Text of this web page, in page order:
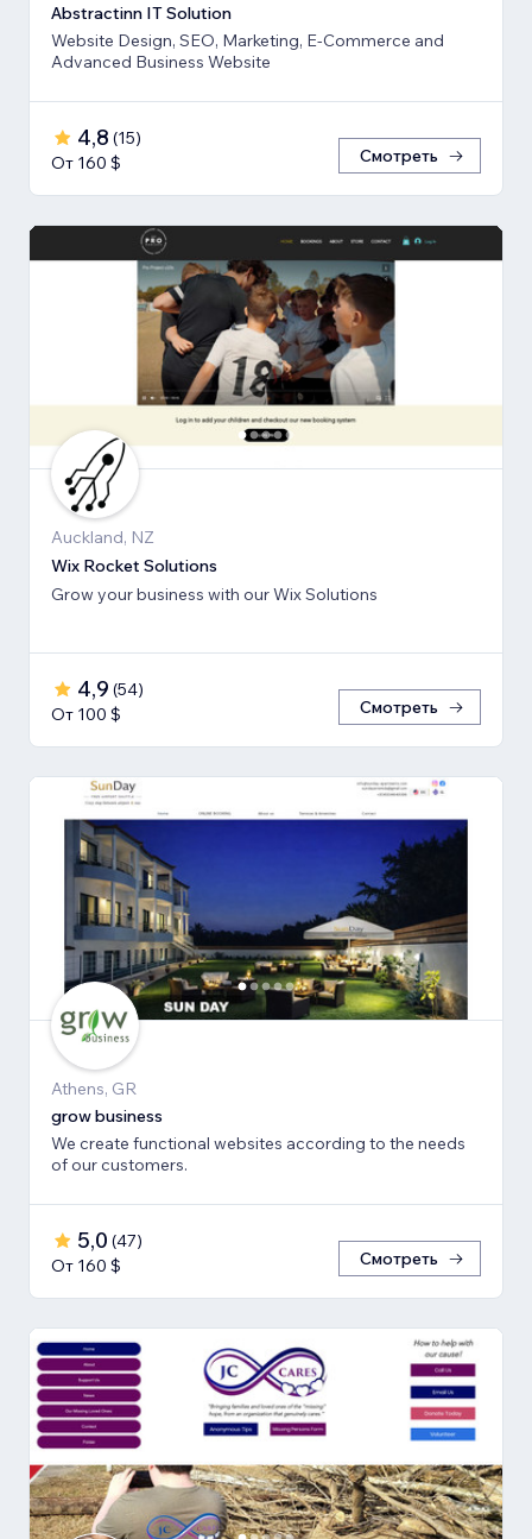
Abstractinn IT Solution
Website Design, SEO, Marketing, E-Commerce and
Advanced Business Website
4,8 (15)
От 160 $
Смотреть
Auckland, NZ
Wix Rocket Solutions
Grow your business with our Wix Solutions
4,9 (54)
От 100 $
Смотреть
Athens, GR
grow business
We create functional websites according to the needs
of our customers.
5,0 (47)
От 160 $
Смотреть